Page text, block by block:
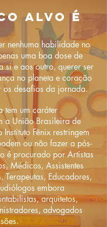
ALVO É
nenhuma habilidade no
uma boa dose de
si e aos outro, querer ser
no planeta e coração
desafios da jornada.
tem um caráter
a União Brasileira de
Fênix restringem
ou não fazer a pós-
é procurado por Artistas
Médicos, Assistentes
Terapeutas, Educadores,
embora
arquitetos,
advogados